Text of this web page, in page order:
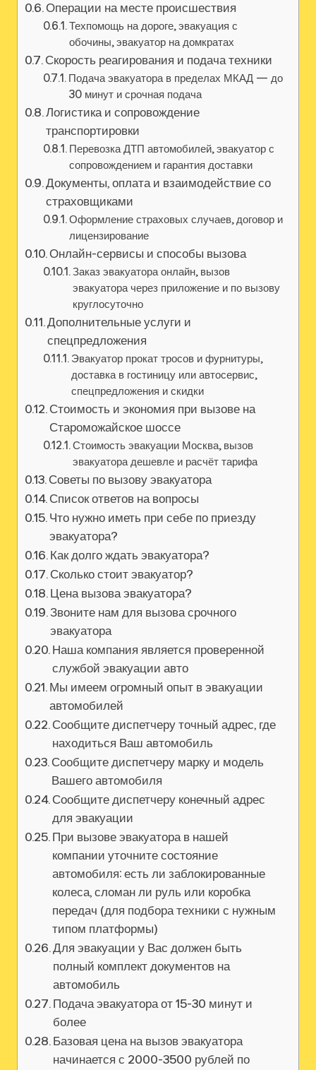
Операции на месте происшествия
Техпомощь на дороге, эвакуация с
обочины, эвакуатор на домкратах
Скорость реагирования и подача техники
Подача эвакуатора в пределах МКАД — до
30 минут и срочная подача
Логистика и сопровождение
транспортировки
Перевозка ДТП автомобилей, эвакуатор с
сопровождением и гарантия доставки
Документы, оплата и взаимодействие со
страховщиками
Оформление страховых случаев, договор и
лицензирование
Онлайн-сервисы и способы вызова
Заказ эвакуатора онлайн, вызов
эвакуатора через приложение и по вызову
круглосуточно
Дополнительные услуги и
спецпредложения
Эвакуатор прокат тросов и фурнитуры,
доставка в гостиницу или автосервис,
спецпредложения и скидки
Стоимость и экономия при вызове на
Староможайское шоссе
Стоимость эвакуации Москва, вызов
эвакуатора дешевле и расчёт тарифа
Советы по вызову эвакуатора
Список ответов на вопросы
Что нужно иметь при себе по приезду
эвакуатора?
Как долго ждать эвакуатора?
Сколько стоит эвакуатор?
Цена вызова эвакуатора?
Звоните нам для вызова срочного
эвакуатора
Наша компания является проверенной
службой эвакуации авто
Мы имеем огромный опыт в эвакуации
автомобилей
Сообщите диспетчеру точный адрес, где
находиться Ваш автомобиль
Сообщите диспетчеру марку и модель
Вашего автомобиля
Сообщите диспетчеру конечный адрес
для эвакуации
При вызове эвакуатора в нашей
компании уточните состояние
автомобиля: есть ли заблокированные
колеса, сломан ли руль или коробка
передач (для подбора техники с нужным
типом платформы)
Для эвакуации у Вас должен быть
полный комплект документов на
автомобиль
Подача эвакуатора от 15-30 минут и
более
Базовая цена на вызов эвакуатора
начинается с 2000-3500 рублей по